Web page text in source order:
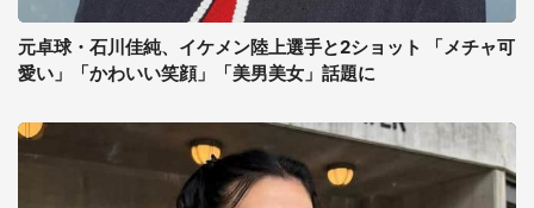
元卓球・石川佳純、イケメン陸上選手と2ショット 「メチャ可
愛い」「かわいい笑顔」「美男美女」話題に